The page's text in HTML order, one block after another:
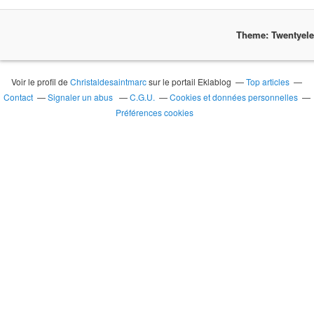
Theme:
Voir le profil deChristaldesaintmarcsur le portail Eklablog
Top articles
Contact
Signaler un abus C.G.U.
Cookies et données personnelles
Préférences cookies